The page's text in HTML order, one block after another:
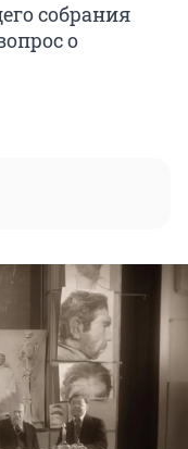
собрания
о